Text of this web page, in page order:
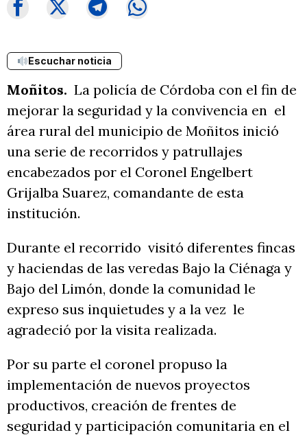
Escuchar noticia
Moñitos. La policía de Córdoba con el fin de
mejorar la seguridad y la convivencia en el
área rural del municipio de Moñitos inició
una serie de recorridos y patrullajes
encabezados por el Coronel Engelbert
Grijalba Suarez, comandante de esta
institución.
Durante el recorrido visitó diferentes fincas
y haciendas de las veredas Bajo la Ciénaga y
Bajo del Limón, donde la comunidad le
expreso sus inquietudes y a la vez le
agradeció por la visita realizada.
Por su parte el coronel propuso la
implementación de nuevos proyectos
productivos, creación de frentes de
seguridad y participación comunitaria en el